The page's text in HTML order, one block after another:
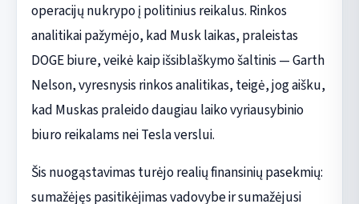
operacijų nukrypo į politinius reikalus. Rinkos
analitikai pažymėjo, kad Musk laikas, praleistas
DOGE biure, veikė kaip išsiblaškymo šaltinis — Garth
Nelson, vyresnysis rinkos analitikas, teigė, jog aišku,
kad Muskas praleido daugiau laiko vyriausybinio
biuro reikalams nei Tesla verslui.
Šis nuogąstavimas turėjo realių finansinių pasekmių:
sumažėjęs pasitikėjimas vadovybe ir sumažėjusi